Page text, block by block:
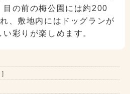
目の前の梅公園には約200
、敷地内にはドッグランが
彩りが楽しめます。